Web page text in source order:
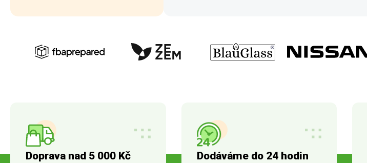
Doprava nad 5 000 Kč
Dodáváme do 24 hodin